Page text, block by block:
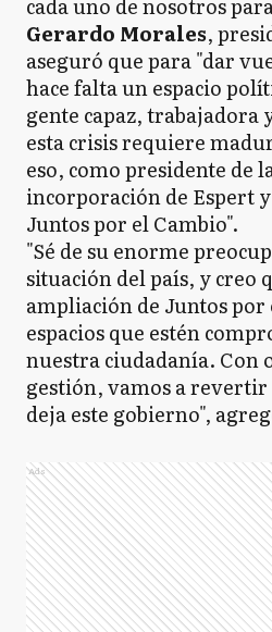
cada uno de nosotros
Gerardo Morales,
aseguró que para "dar
hace falta un espacio
gente capaz, trabajadora
esta crisis requiere
eso, como presidente de
incorporación de Espert
Juntos por el Cambio".
"Sé de su enorme
situación del país, y creo
ampliación de Juntos por
espacios que estén
nuestra ciudadanía. Con
gestión, vamos a revertir
deja este gobierno",
Ads